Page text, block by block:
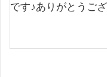
です♪ありがとうござ